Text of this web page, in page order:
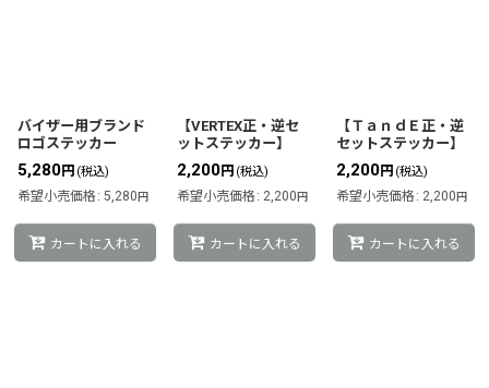
バイザー用ブランド
ロゴステッカー
5,280円 (税込)
希望小売価格 : 5,280円
カートに入れる
【VERTEX正・逆セ
ットステッカー】
2,200円 (税込)
希望小売価格 : 2,200円
カートに入れる
【ＴａｎｄＥ正・逆
セットステッカー】
2,200円 (税込)
希望小売価格 : 2,200円
カートに入れる